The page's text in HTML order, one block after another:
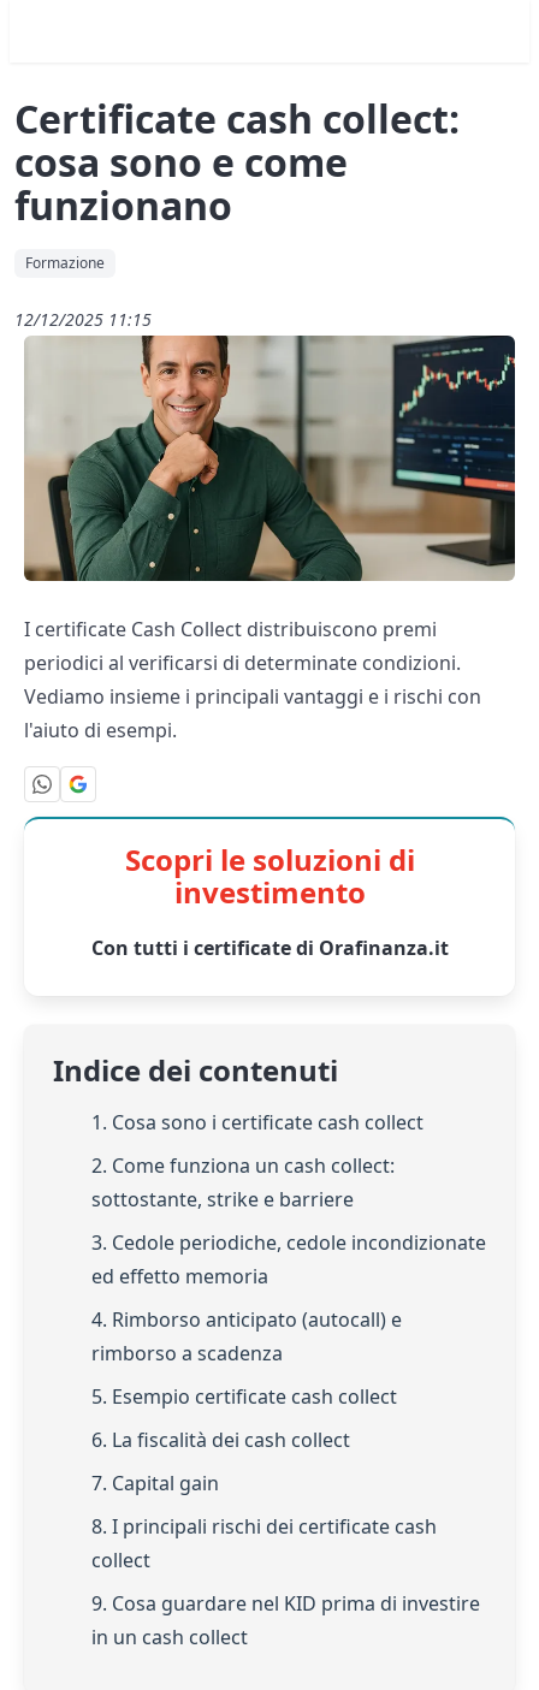
Certificate cash collect:
cosa sono e come
funzionano
Formazione
12/12/2025 11:15
I certificate Cash Collect distribuiscono premi
periodici al verificarsi di determinate condizioni.
Vediamo insieme i principali vantaggi e i rischi con
l'aiuto di esempi.
Scopri le soluzioni di
investimento
Con tutti i certificate di Orafinanza.it
Indice dei contenuti
1. Cosa sono i certificate cash collect
2. Come funziona un cash collect:
sottostante, strike e barriere
3. Cedole periodiche, cedole incondizionate
ed effetto memoria
4. Rimborso anticipato (autocall) e
rimborso a scadenza
5. Esempio certificate cash collect
6. La fiscalità dei cash collect
7. Capital gain
8. I principali rischi dei certificate cash
collect
9. Cosa guardare nel KID prima di investire
in un cash collect